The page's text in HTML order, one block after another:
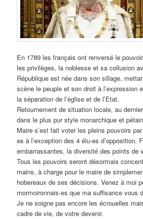
En 1789 les français ont renversé le
les privilèges, la noblesse et sa collusion
République est née dans son sillage,
scène le peuple et son droit à l’expression
la séparation de l’église et de l’Etat.
Retournement de situation locale, au
dans le plus pur style monarchique et
Maire s’est fait voter les pleins pouvoirs
es à l’exception des 4 élu-es d’opposition.
embarrassantes, la diversité des points de
Tous les pouvoirs seront désormais
mains, à charge pour le maire de
hobereaux de ses décisions. Venez à moi
mormoironnais-es que ma suffisance vous
Je ne soigne pas encore les écrouelles
cadre de vie, de votre devenir.